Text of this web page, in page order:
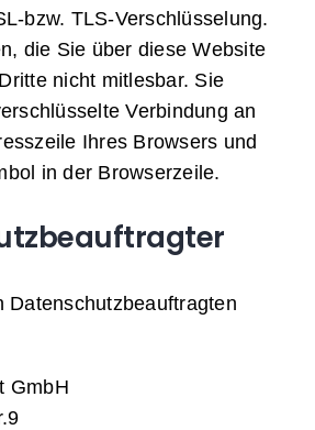
bzw. TLS-Verschlüsselung.
die Sie über diese Website
nicht mitlesbar. Sie
Verbindung an
Ihres Browsers und
in der Browserzeile.
Datenschutzbeauftragten
GmbH